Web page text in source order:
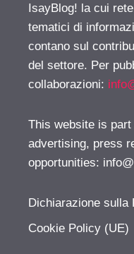
IsayBlog! la cui
tematici di
contano sul
del settore. Per
collaborazioni:
This website is
advertising, press
opportunities:
Dichiarazione sulla
Cookie Policy (UE)